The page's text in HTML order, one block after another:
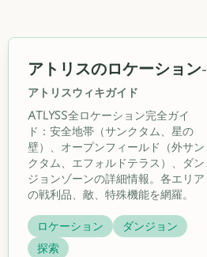
アトリスのロケーション-
アトリスウィキガイド
ATLYSS全ロケーション完全ガイ
ド：安全地帯（サンクタム、星の
壁）、オープンフィールド（外サン
クタム、エフォルドテラス）、ダン
ジョンゾーンの詳細情報。各エリア
の戦利品、敵、特殊機能を網羅。
ロケーション
ダンジョン
探索